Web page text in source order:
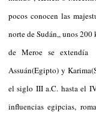
pocos conocen las
norte de Sudán,, unos
de Meroe se
Assuán(Egipto) y
el siglo III a.C. hasta el
influencias egipcias,